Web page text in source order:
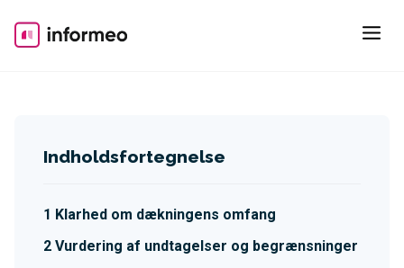
content
Indholdsfortegnelse
Klarhed om dækningens omfang
Vurdering af undtagelser og begrænsninger